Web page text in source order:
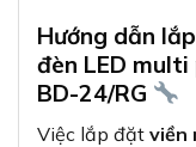
Hướng dẫn
đèn LED
BD-24/RG
Việc lắp đặt viền